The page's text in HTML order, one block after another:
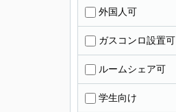
外国人可
ガスコンロ設置可
ルームシェア可
学生向け